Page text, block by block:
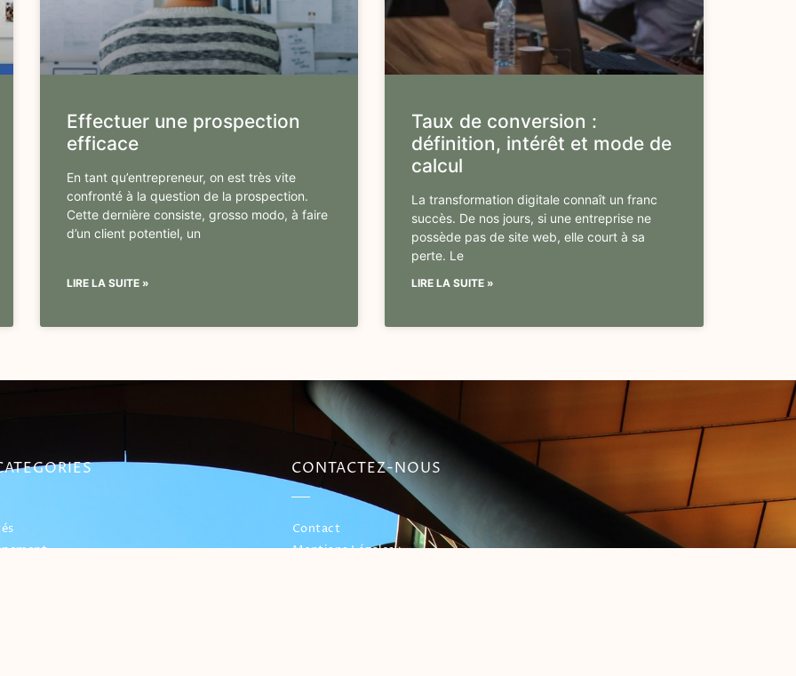
Effectuer une prospection
efficace
En tant qu’entrepreneur, on est très vite
confronté à la question de la prospection.
Cette dernière consiste, grosso modo, à faire
d’un client potentiel, un
LIRE LA SUITE »
Taux de conversion :
définition, intérêt et mode de
calcul
La transformation digitale connaît un franc
succès. De nos jours, si une entreprise ne
possède pas de site web, elle court à sa
perte. Le
LIRE LA SUITE »
CONTACTEZ-NOUS
Contact
Mentions Légales